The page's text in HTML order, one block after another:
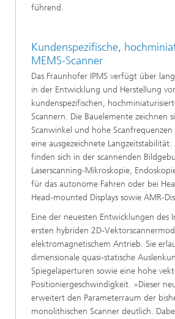
führend.
Kundenspezifische,
MEMS-Scanner
Das Fraunhofer IPMS verfügt über
in der Entwicklung und Herstellung
kundenspezifischen,
Scannern. Die Bauelemente zeichnen
Scanwinkel und hohe Scanfrequenzen
eine ausgezeichnete
finden sich in der scannenden
Laserscanning-Mikroskopie,
für das autonome Fahren oder bei
Head-mounted Displays sowie AMR-
Eine der neuesten Entwicklungen des
ersten hybriden 2D-
elektromagnetischem Antrieb. Sie
dimensionale quasi-statische
Spiegelaperturen sowie eine hohe
Positioniergeschwindigkeit. »Dieser
erweitert den Parameterraum der
monolithischen Scanner deutlich.